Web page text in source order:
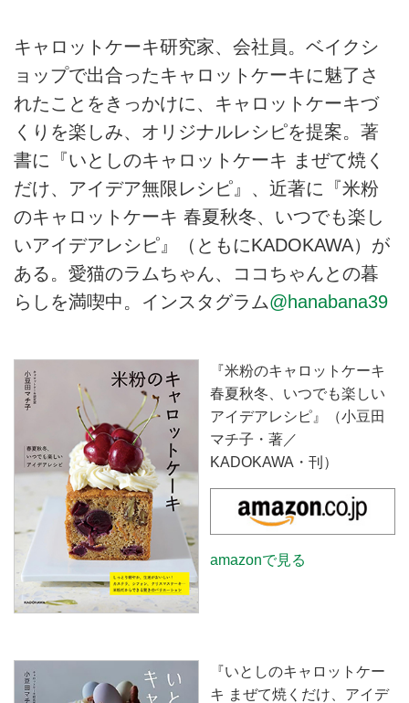
キャロットケーキ研究家、会社員。ベイクシ
ョップで出合ったキャロットケーキに魅了さ
れたことをきっかけに、キャロットケーキづ
くりを楽しみ、オリジナルレシピを提案。著
書に『いとしのキャロットケーキ まぜて焼く
だけ、アイデア無限レシピ』、近著に『米粉
のキャロットケーキ 春夏秋冬、いつでも楽し
いアイデアレシピ』（ともにKADOKAWA）が
ある。愛猫のラムちゃん、ココちゃんとの暮
らしを満喫中。インスタグラム@hanabana39
『米粉のキャロットケーキ
春夏秋冬、いつでも楽しい
アイデアレシピ』（小豆田
マチ子・著／
KADOKAWA・刊）
amazonで見る
『いとしのキャロットケー
キ まぜて焼くだけ、アイデ